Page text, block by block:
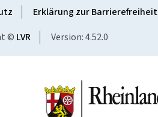
Erklärung zur Barrierefreiheit
© LVR Version: 4.52.0